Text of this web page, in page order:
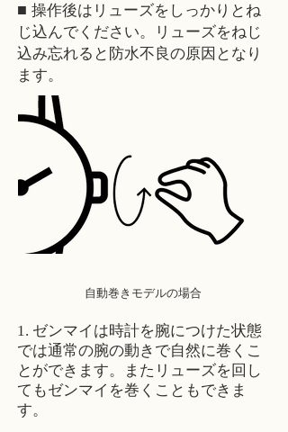
■ 操作後はリューズをしっかりとね
じ込んでください。リューズをねじ
込み忘れると防水不良の原因となり
ます。
自動巻きモデルの場合
1. ゼンマイは時計を腕につけた状態
では通常の腕の動きで自然に巻くこ
とができます。またリューズを回し
てもゼンマイを巻くこともできま
す。